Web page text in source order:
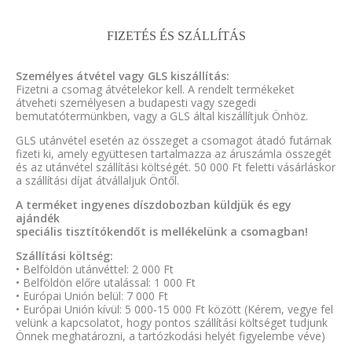
FIZETÉS ÉS SZÁLLÍTÁS
Személyes átvétel vagy GLS kiszállítás:
Fizetni a csomag átvételekor kell. A rendelt termékeket
átveheti személyesen a budapesti vagy szegedi
bemutatótermünkben, vagy a GLS által kiszállítjuk Önhöz.
GLS utánvétel esetén az összeget a csomagot átadó futárnak
fizeti ki, amely együttesen tartalmazza az áruszámla összegét
és az utánvétel szállítási költségét. 50 000 Ft feletti vásárláskor
a szállítási díjat átvállaljuk Öntől.
A terméket ingyenes díszdobozban küldjük és egy
ajándék
speciális tisztítókendőt is mellékelünk a csomagban!
Szállítási költség:
• Belföldön utánvéttel: 2 000 Ft
• Belföldön előre utalással: 1 000 Ft
• Európai Unión belül: 7 000 Ft
• Európai Unión kívül: 5 000-15 000 Ft között (Kérem, vegye fel
velünk a kapcsolatot, hogy pontos szállítási költséget tudjunk
Önnek meghatározni, a tartózkodási helyét figyelembe véve)